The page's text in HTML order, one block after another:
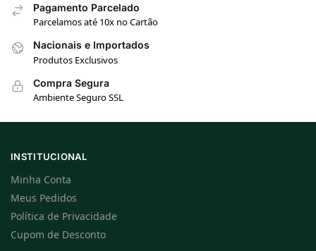
Pagamento Parcelado
Parcelamos até 10x no Cartão
Nacionais e Importados
Produtos Exclusivos
Compra Segura
Ambiente Seguro SSL
INSTITUCIONAL
Minha Conta
Meus Pedidos
Política de Privacidade
Cupom de Desconto